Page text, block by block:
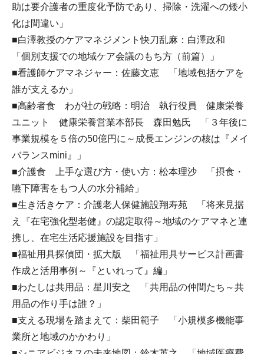
助は要介護者の重度化予防であり、掃除・洗濯への矮小
化は間違い」
■白澤教授のケアマネジメント快刀乱麻：白澤政和
「個別支援での地域ケア会議のもち方（前篇）」
■看護師ケアマネジャー：佐藤文恵 「地域包括ケアを
誰が支えるか」
■高齢者食 わが社の戦略：明治 執行役員 健康栄養
ユニット 健康栄養営業本部長 森田勉氏 「３年後に
事業規模を５倍の50億円に～成長エンジンの核は『メイ
バランスmini』」
■介護食 上手な選び方・使い方：松本理沙 「摂食・
嚥下障害をもつ人の水分補給」
■生き活きケア：介護老人保健施設翔寿苑 「将来見据
え『在宅強化型老健』の認定取得～地域のケアマネと連
携し、在宅生活応援施設を目指す」
■福祉用具探偵団・拡大版 「福祉用具サービス計画書
作成と活用事例～『といれって』編」
■わたしは共用品：星川安之 「共用品の仲間たち～共
用品の作り手は誰？」
■支える現場を踏まえて：柴田範子 「小規模多機能事
業所と地域のかかわり」